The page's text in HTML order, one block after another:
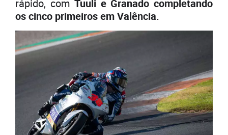
rápido, comTuuli e Granado completando
os cinco primeiros em Valência.